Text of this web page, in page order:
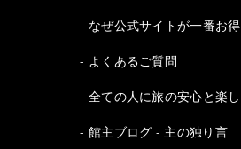
なぜ公式サイトが一番お
よくあるご質問
全ての人に旅の安心と楽
館主ブログ - 主の独り言